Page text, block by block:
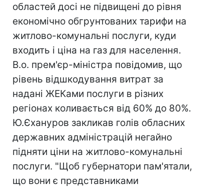
областей досі не підвищені до рівня
економічно обгрунтованих тарифи на
житлово-комунальні послуги, куди
входить і ціна на газ для населення.
В.о. прем'єр-міністра повідомив, що
рівень відшкодування витрат за
надані ЖЕКами послуги в різних
регіонах коливається від 60% до 80%.
Ю.Єхануров закликав голів обласних
державних адміністрацій негайно
підняти ціни на житлово-комунальні
послуги. "Щоб губернатори пам'ятали,
що вони є представниками